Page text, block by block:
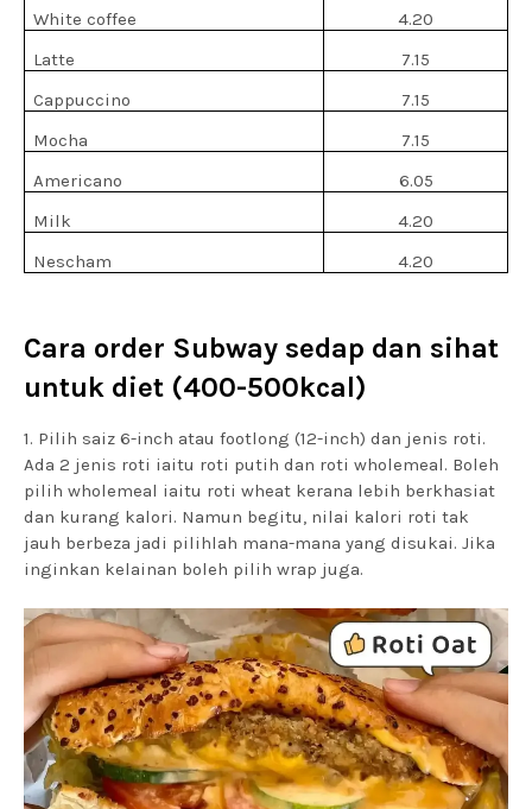
White coffee
4.20
Latte
7.15
Cappuccino
7.15
Mocha
7.15
Americano
6.05
Milk
4.20
Nescham
4.20
Cara order Subway sedap dan sihat
untuk diet (400-500kcal)
1. Pilih saiz 6-inch atau footlong (12-inch) dan jenis roti.
Ada 2 jenis roti iaitu roti putih dan roti wholemeal. Boleh
pilih wholemeal iaitu roti wheat kerana lebih berkhasiat
dan kurang kalori. Namun begitu, nilai kalori roti tak
jauh berbeza jadi pilihlah mana-mana yang disukai. Jika
inginkan kelainan boleh pilih wrap juga.